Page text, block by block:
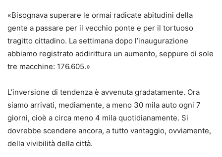
«Bisognava superare le ormai radicate abitudini della
gente a passare per il vecchio ponte e per il tortuoso
tragitto cittadino. La settimana dopo l’inaugurazione
abbiamo registrato addirittura un aumento, seppure di sole
tre macchine: 176.605.»
L’inversione di tendenza è avvenuta gradatamente. Ora
siamo arrivati, mediamente, a meno 30 mila auto ogni 7
giorni, cioè a circa meno 4 mila quotidianamente. Si
dovrebbe scendere ancora, a tutto vantaggio, ovviamente,
della vivibilità della città.